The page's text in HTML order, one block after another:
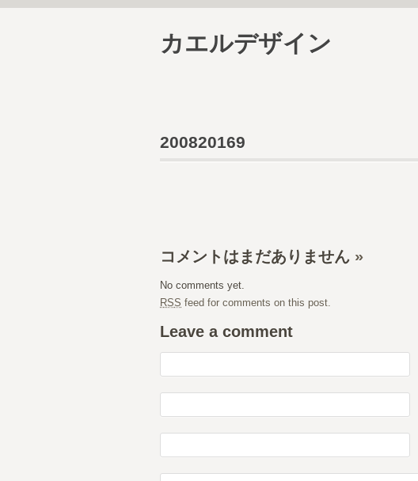
カエルデザイン
200820169
コメントはまだありません »
No comments yet.
RSS feed for comments on this post.
Leave a comment